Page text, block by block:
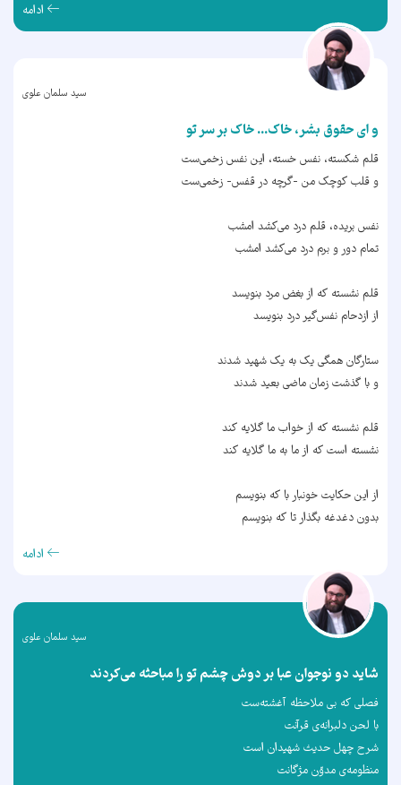
ادامه
سید سلمان علوی
و ای حقوق بشر، خاک... خاک بر سر تو
قلم شکسته، نفس خسته، این نفس زخمی‌ست
و قلب کوچک من -گرچه در قفس- زخمی‌ست
نفس بریده، قلم درد می‌کشد امشب
تمام دور و برم درد می‌کشد امشب
قلم نشسته که از بغض مرد بنویسد
از ازدحام نفس‌گیر درد بنویسد
ستارگان همگی یک به یک شهید شدند
و با گذشت زمان ماضی بعید شدند
قلم نشسته که از خواب ما گلایه کند
نشسته است که از ما به ما گلایه کند
از این حکایت خونبار با که بنویسم
بدون دغدغه بگذار تا که بنویسم
ادامه
سید سلمان علوی
شاید دو نوجوان عبا بر دوش چشم تو را مباحثه می‌کردند
فصلی که بی ملاحظه آغشته‌ست
با لحن دلبرانه‌ی قرآنت
شرح چهل حدیث شهیدان است
منظومه‌ی مدوّن مژگانت